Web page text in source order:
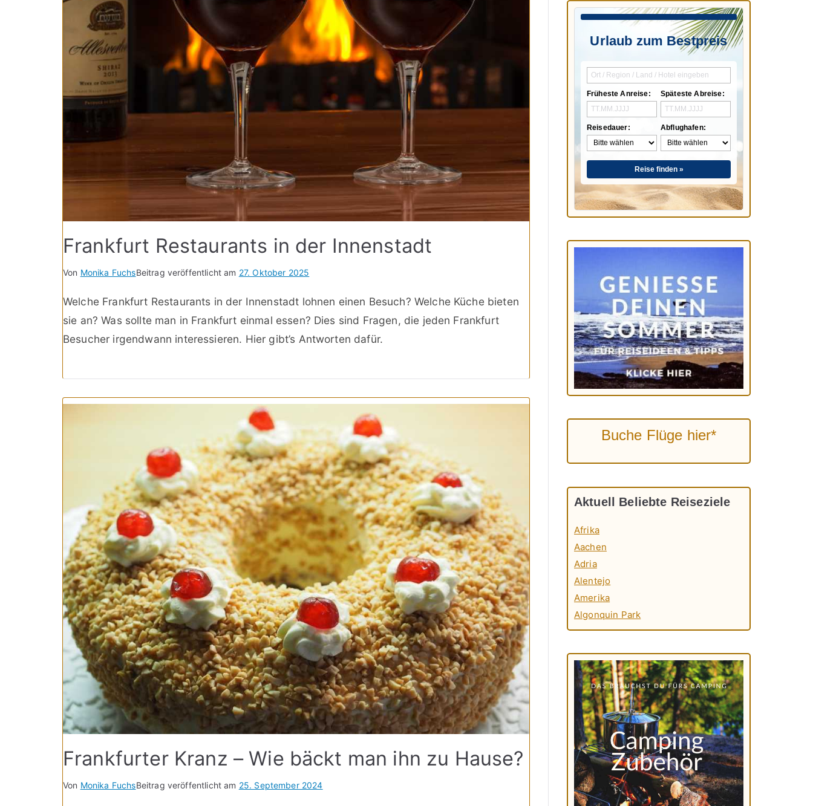
Frankfurt Restaurants in der Innenstadt
Von Monika FuchsBeitrag veröffentlicht am 27. Oktober 2025
Welche Frankfurt Restaurants in der Innenstadt lohnen einen Besuch? Welche Küche bieten
sie an? Was sollte man in Frankfurt einmal essen? Dies sind Fragen, die jeden Frankfurt
Besucher irgendwann interessieren. Hier gibt’s Antworten dafür.
Frankfurter Kranz – Wie bäckt man ihn zu Hause?
Von Monika FuchsBeitrag veröffentlicht am 25. September 2024
Urlaub zum Bestpreis
Früheste Anreise:
Reisedauer:
Späteste Abreise:
Abflughafen:
Reise finden »
Buche Flüge hier*
Aktuell Beliebte Reiseziele
Afrika
Aachen
Adria
Alentejo
Amerika
Algonquin Park